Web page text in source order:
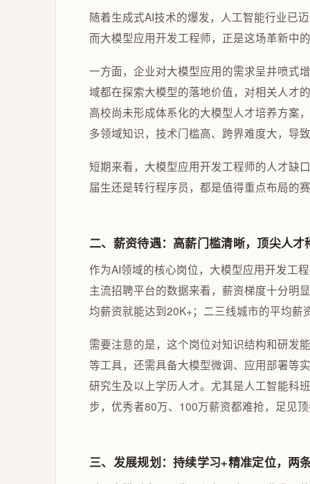
随着生成式AI技术的爆发，人工智能行业已
而大模型应用开发工程师，正是这场革新中
一方面，企业对大模型应用的需求呈井喷式
域都在探索大模型的落地价值，对相关人
高校尚未形成体系化的大模型人才培养方案
多领域知识，技术门槛高、跨界难度大，导致
短期来看，大模型应用开发工程师的人才缺
届生还是转行程序员，都是值得重点布局的赛
二、薪资待遇：高薪门槛清晰，顶尖人才
作为AI领域的核心岗位，大模型应用开发工
主流招聘平台的数据来看，薪资梯度十分明
均薪资就能达到20K+；二三线城市的平均薪
需要注意的是，这个岗位对知识结构和研发
等工具，还需具备大模型微调、应用部署等
研究生及以上学历人才。尤其是人工智能科
步，优秀者80万、100万薪资都难抢，足见顶
三、发展规划：持续学习+精准定位，两